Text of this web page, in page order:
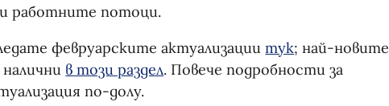
работните потоци.
февруарските актуализациитук; най-новите
налични в този раздел. Повече подробности за
по-долу.